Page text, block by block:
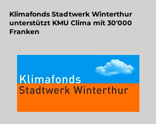
Klimafonds Stadtwerk Winterthur
unterstützt KMU Clima mit 30'000
Franken